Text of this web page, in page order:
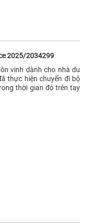
2025/2034299
vinh dành cho nhà du
thực hiện chuyến đi bộ
thời gian đó trên tay